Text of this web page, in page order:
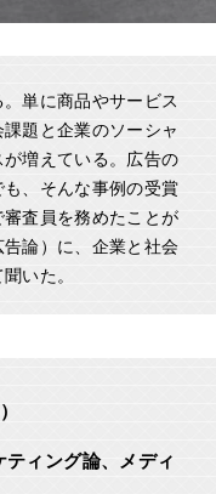
単に商品やサービス
題と企業のソーシャ
増えている。広告の
、そんな事例の受賞
査員を務めたことが
論）に、企業と社会
いた。
ィング論、メディ